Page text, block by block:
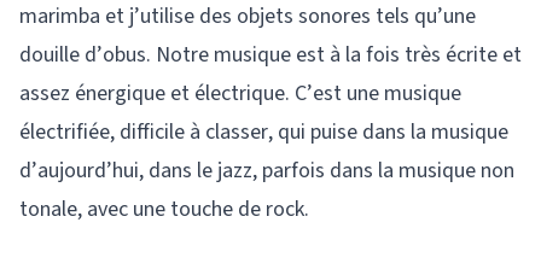
marimba et j’utilise des objets sonores tels qu’une
douille d’obus. Notre musique est à la fois très écrite et
assez énergique et électrique. C’est une musique
électrifiée, difficile à classer, qui puise dans la musique
d’aujourd’hui, dans le jazz, parfois dans la musique non
tonale, avec une touche de rock.